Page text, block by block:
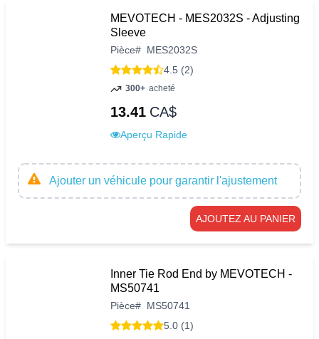
MEVOTECH - MES2032S - Adjusting
Sleeve
Pièce# MES2032S
4.5 (2)
300+ acheté
13.41 CA$
Aperçu Rapide
Ajouter un véhicule pour garantir l'ajustement
AJOUTEZ AU PANIER
Inner Tie Rod End by MEVOTECH -
MS50741
Pièce# MS50741
5.0 (1)